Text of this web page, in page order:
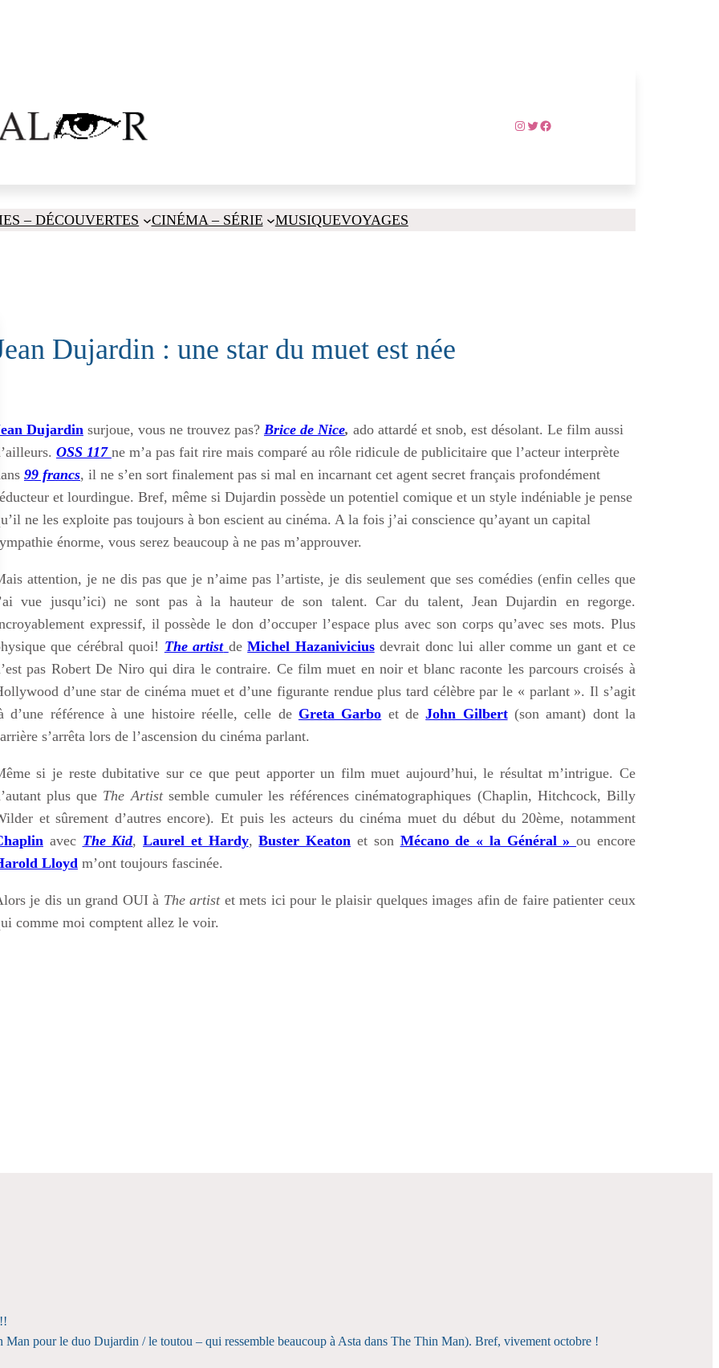
Instagram
TwitterFacebook
– DÉCOUVERTES CINÉMA – SÉRIE MUSIQUEVOYAGES
Dujardin : une star du muet est née
Dujardin surjoue, vous ne trouvez pas? Brice de Nice, ado attardé et snob, est désolant. Le film aussi
OSS 117 ne m’a pas fait rire mais comparé au rôle ridicule de publicitaire que l’acteur interprète
99 francs, il ne s’en sort finalement pas si mal en incarnant cet agent secret français profondément
et lourdingue. Bref, même si Dujardin possède un potentiel comique et un style indéniable je pense
ne les exploite pas toujours à bon escient au cinéma. A la fois j’ai conscience qu’ayant un capital
énorme, vous serez beaucoup à ne pas m’approuver.
attention, je ne dis pas que je n’aime pas l’artiste, je dis seulement que ses comédies (enfin celles que
vue jusqu’ici) ne sont pas à la hauteur de son talent. Car du talent, Jean Dujardin en regorge.
expressif, il possède le don d’occuper l’espace plus avec son corps qu’avec ses mots. Plus
que cérébral quoi! The artist deMichel Hazanivicius devrait donc lui aller comme un gant et ce
pas Robert De Niro qui dira le contraire. Ce film muet en noir et blanc raconte les parcours croisés à
d’une star de cinéma muet et d’une figurante rendue plus tard célèbre par le « parlant ». Il s’agit
d’une référence à une histoire réelle, celle de Greta Garbo et deJohn Gilbert(son amant) dont la
s’arrêta lors de l’ascension du cinéma parlant.
si je reste dubitative sur ce que peut apporter un film muet aujourd’hui, le résultat m’intrigue. Ce
plus que The Artist semble cumuler les références cinématographiques (Chaplin, Hitchcock, Billy
et sûrement d’autres encore). Et puis les acteurs du cinéma muet du début du 20ème, notamment
avec The Kid,Laurel et Hardy,Buster Keaton et son Mécano de « la Général »ou encore
Lloyd m’ont toujours fascinée.
je dis un grand OUI à The artist et mets ici pour le plaisir quelques images afin de faire patienter ceux
comme moi comptent allez le voir.
Man pour le duo Dujardin / le toutou – qui ressemble beaucoup à Asta dans The Thin Man). Bref, vivement octobre !